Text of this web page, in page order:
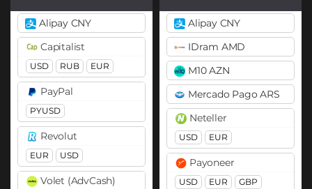
Bitcoin Cash (BCH)
Bitcoin SV (BSV)
BitTorrent (BTT)
Cardano (ADA)
Chainlink (LINK)
ERC20
Cosmos (ATOM)
Alipay CNY
Capitalist
USD RUB EUR
PayPal
PYUSD
Revolut
EUR USD
Volet (AdvCash)
BEP20 BEP2
Bitcoin (BTC)
BTC BEP20
Bitcoin Cash (BCH)
Bitcoin SV (BSV)
BitTorrent (BTT)
Cardano (ADA)
Chainlink (LINK)
Alipay CNY
IDram AMD
M10 AZN
Mercado Pago ARS
Neteller
USD EUR
Payoneer
USD EUR GBP